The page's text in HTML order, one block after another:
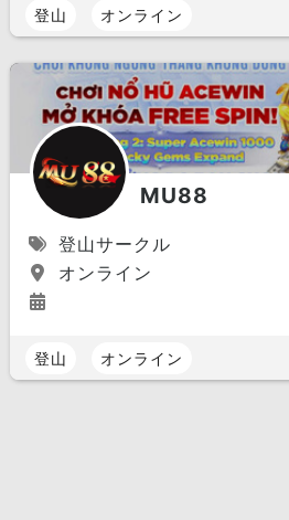
登山 オンライン
MU88
登山サークル
オンライン
登山 オンライン